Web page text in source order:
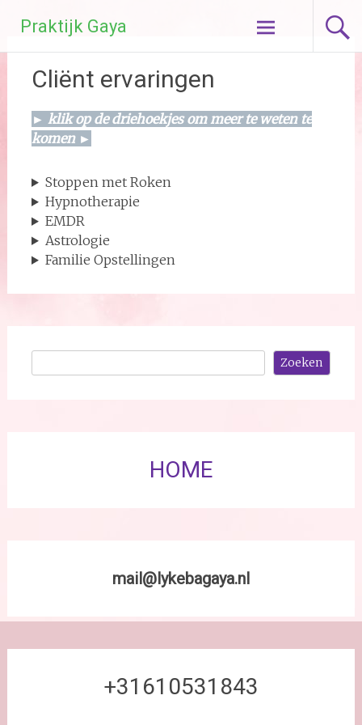
naar
de
inhoud
Praktijk Gaya
Cliënt ervaringen
► klik op de driehoekjes om meer te weten te
komen ►
Stoppen met Roken
Hypnotherapie
EMDR
Astrologie
Familie Opstellingen
Zoeken
HOME
mail@lykebagaya.nl
+31610531843